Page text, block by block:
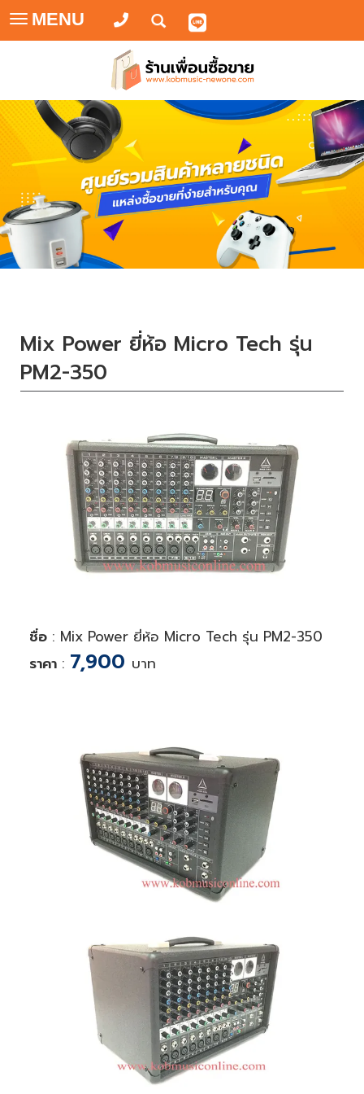
Toggle
navigation
MENU
Mix Power ยี่ห้อ Micro Tech รุ่น
PM2-350
ชื่อ : Mix Power ยี่ห้อ Micro Tech รุ่น PM2-350
ราคา : 7,900 บาท